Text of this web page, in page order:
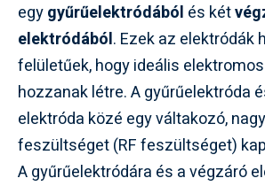
egygyűrűelektródából és két
elektródából. Ezek az elektródák
felületűek, hogy ideális
hozzanak létre. A gyűrűelektróda
elektróda közé egy váltakozó,
feszültséget (RF feszültséget)
A gyűrűelektródára és a végzáró